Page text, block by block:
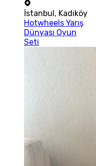
İstanbul , Kadıköy
Hotwheels Yarış
Dünyası Oyun
Seti